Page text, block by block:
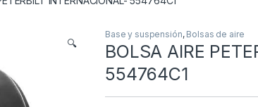
🔍
Base y suspensión, Bolsas de aire
BOLSA AIRE
554764C1